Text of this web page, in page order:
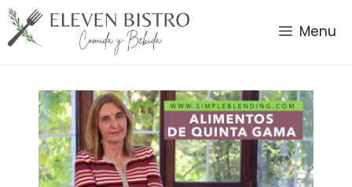
Saltar
al
contenido
Menu